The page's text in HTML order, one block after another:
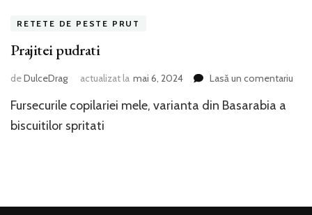
RETETE DE PESTE PRUT
Prajitei pudrati
deDulceDrag actualizat la mai 6, 2024 Lasă un comentariu
Fursecurile copilariei mele, varianta din Basarabia a
biscuitilor spritati